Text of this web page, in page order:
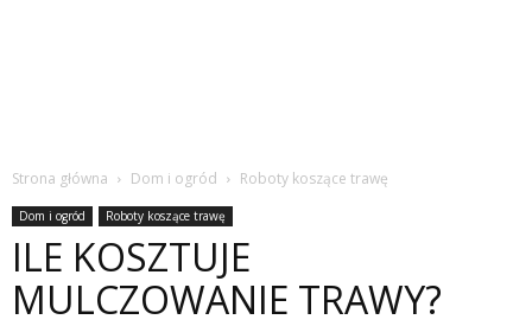
Strona główna Dom i ogród Roboty koszące trawę
Dom i ogród Roboty koszące trawę
ILE KOSZTUJE
MULCZOWANIE TRAWY?